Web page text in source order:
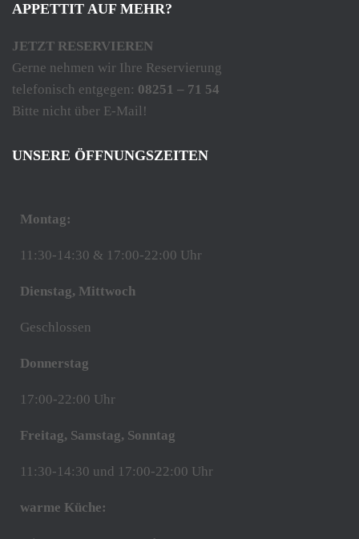
APPETTIT AUF MEHR?
JETZT RESERVIEREN
Gerne nehmen wir Ihre Reservierung
telefonisch entgegen: 08251 – 71 54
Bitte nicht über E-Mail!
UNSERE ÖFFNUNGSZEITEN
Montag:
11:30-14:30 & 17:00-22:00 Uhr
Dienstag, Mittwoch
Geschlossen
Donnerstag
17:00-22:00 Uhr
Freitag, Samstag, Sonntag
11:30-14:30 und 17:00-22:00 Uhr
warme Küche: